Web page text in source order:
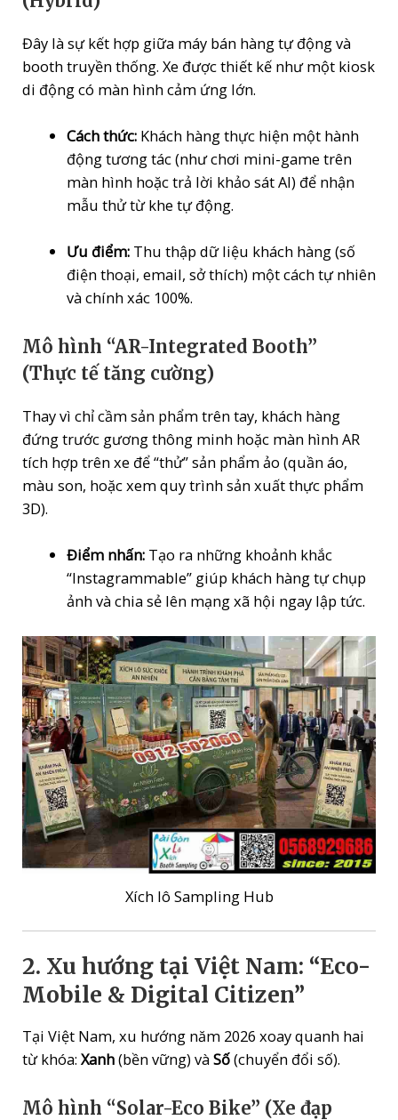
Đây là sự kết hợp giữa máy bán hàng tự động và
booth truyền thống. Xe được thiết kế như một kiosk
di động có màn hình cảm ứng lớn.
Cách thức:Khách hàng thực hiện một hành
động tương tác (như chơi mini-game trên
màn hình hoặc trả lời khảo sát AI) để nhận
mẫu thử từ khe tự động.
Ưu điểm:Thu thập dữ liệu khách hàng (số
điện thoại, email, sở thích) một cách tự nhiên
và chính xác 100%.
Mô hình “AR-Integrated Booth”
(Thực tế tăng cường)
Thay vì chỉ cầm sản phẩm trên tay, khách hàng
đứng trước gương thông minh hoặc màn hình AR
tích hợp trên xe để “thử” sản phẩm ảo (quần áo,
màu son, hoặc xem quy trình sản xuất thực phẩm
3D).
Điểm nhấn:Tạo ra những khoảnh khắc
“Instagrammable” giúp khách hàng tự chụp
ảnh và chia sẻ lên mạng xã hội ngay lập tức.
Xích lô Sampling Hub
2. Xu hướng tại Việt Nam: “Eco-
Mobile & Digital Citizen”
Tại Việt Nam, xu hướng năm 2026 xoay quanh hai
từ khóa:Xanh(bền vững) vàSố(chuyển đổi số).
Mô hình “Solar-Eco Bike” (Xe đạp